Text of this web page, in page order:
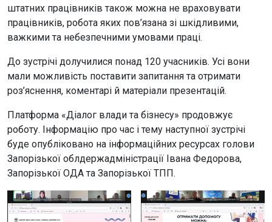
штатних працівників також можна не враховувати
працівників, робота яких пов’язана зі шкідливими,
важкими та небезпечними умовами праці.
До зустрічі долучилися понад 120 учасників. Усі вони
мали можливість поставити запитання та отримати
роз’яснення, коментарі й матеріали презентацій.
Платформа «Діалог влади та бізнесу» продовжує
роботу. Інформацію про час і тему наступної зустрічі
буде опубліковано на інформаційних ресурсах голови
Запорізької облдержадміністрації Івана Федорова,
Запорізької ОДА та Запорізької ТПП.